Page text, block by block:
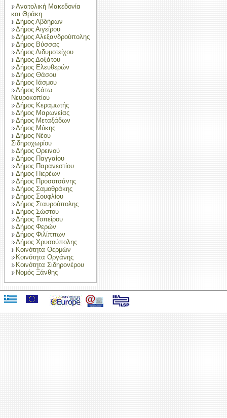
Ανατολική Μακεδονία
και Θράκη
Δήμος Αβδήρων
Δήμος Αιγείρου
Δήμος Αλεξανδρούπολης
Δήμος Βύσσας
Δήμος Διδυμοτείχου
Δήμος Δοξάτου
Δήμος Ελευθερών
Δήμος Θάσου
Δήμος Ιάσμου
Δήμος Κάτω
Νευροκοπίου
Δήμος Κεραμωτής
Δήμος Μαρωνείας
Δήμος Μεταξάδων
Δήμος Μύκης
Δήμος Νέου
Σιδηροχωρίου
Δήμος Ορεινού
Δήμος Παγγαίου
Δήμος Παρανεστίου
Δήμος Πιερέων
Δήμος Προσοτσάνης
Δήμος Σαμοθράκης
Δήμος Σουφλίου
Δήμος Σταυρούπολης
Δήμος Σώστου
Δήμος Τοπείρου
Δήμος Φερών
Δήμος Φιλίππων
Δήμος Χρυσούπολης
Κοινότητα Θερμών
Κοινότητα Οργάνης
Κοινότητα Σιδηρονέρου
Νομός Ξάνθης